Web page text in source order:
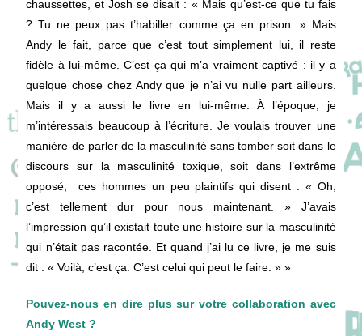
chaussettes, et Josh se disait : « Mais qu’est-ce que tu fais
? Tu ne peux pas t’habiller comme ça en prison. » Mais
Andy le fait, parce que c’est tout simplement lui, il reste
fidèle à lui-même. C’est ça qui m’a vraiment captivé : il y a
quelque chose chez Andy que je n’ai vu nulle part ailleurs.
Mais il y a aussi le livre en lui-même. À l’époque, je
m’intéressais beaucoup à l’écriture. Je voulais trouver une
manière de parler de la masculinité sans tomber soit dans le
discours sur la masculinité toxique, soit dans l’extrême
opposé, ces hommes un peu plaintifs qui disent : « Oh,
c’est tellement dur pour nous maintenant. » J’avais
l’impression qu’il existait toute une histoire sur la masculinité
qui n’était pas racontée. Et quand j’ai lu ce livre, je me suis
dit : « Voilà, c’est ça. C’est celui qui peut le faire. » »
Pouvez-nous en dire plus sur votre collaboration avec
Andy West ?